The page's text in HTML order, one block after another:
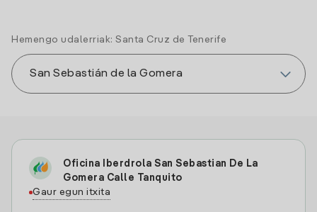
Hemengo udalerriak: Santa Cruz de Tenerife
Oficina Iberdrola San Sebastian De La
Gomera Calle Tanquito
Gaur egun itxita